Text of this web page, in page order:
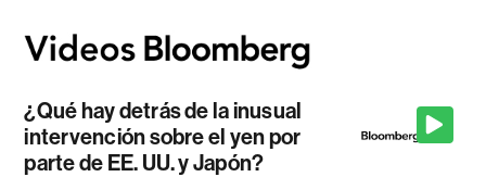
¿Qué hay detrás de la inusual
intervención sobre el yen por
parte de EE. UU. y Japón?